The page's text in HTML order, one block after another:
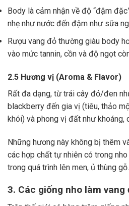
Body là cảm nhận về độ “đậm
nhẹ như nước đến đậm như sữa
Rượu vang đỏ thường giàu body
vào mức tannin, cồn và độ ngọt
2.5 Hương vị (Aroma & Flavor)
Rất đa dạng, từ trái cây đỏ/đen
blackberry đến gia vị (tiêu, thảo
khói) và phong vị đất như khoáng,
Những hương này không bị thêm
các hợp chất tự nhiên có trong
trong quá trình lên men, ủ thùng gỗ.
3. Các giống nho làm vang